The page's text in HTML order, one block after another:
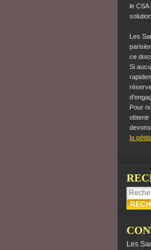
le CSA
solution.
Les
ce
Si
Pour
obtenir
la
Les